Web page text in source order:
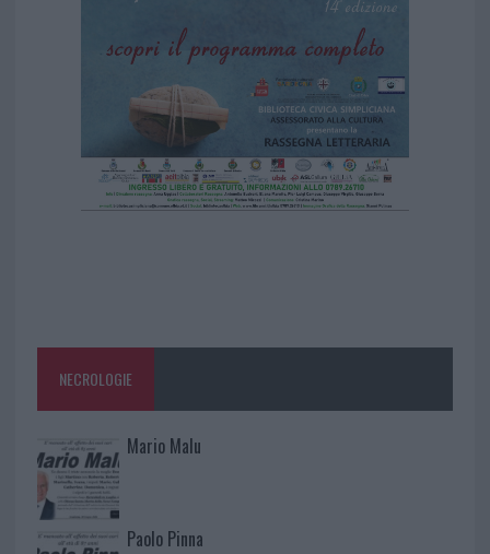
NECROLOGIE
Mario Malu
Paolo Pinna